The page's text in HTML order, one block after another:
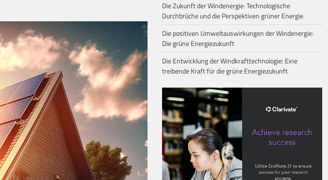
Die Zukunft der Windenergie: Technologische
Durchbrüche und die Perspektiven grüner Energie
Die positiven Umweltauswirkungen der Windenergie:
Die grüne Energiezukunft
Die Entwicklung der Windkrafttechnologie: Eine
treibende Kraft für die grüne Energiezukunft